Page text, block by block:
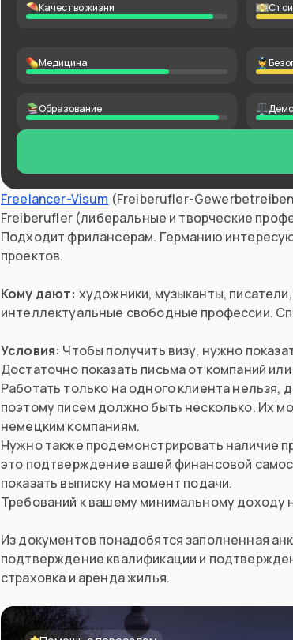
Качество жизни
Медицина
Образование
Freelancer-Visum (Freiberufler-
Freiberufler (либеральные и творческие
Подходит фрилансерам. Германию
проектов.
Кому дают: художники, музыканты,
интеллектуальные свободные профессии.
Условия: Чтобы получить визу, нужно
Достаточно показать письма от компаний
Работать только на одного клиента нельзя,
поэтому писем должно быть несколько. Их
немецким компаниям.
Нужно также продемонстрировать наличие
это подтверждение вашей финансовой
показать выписку на момент подачи.
Требований к вашему минимальному доходу
Из документов понадобятся заполненная
подтверждение квалификации и
страховка и аренда жилья.